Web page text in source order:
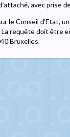
avec prise
le Conseil d'Etat,
requête doit être
Bruxelles.